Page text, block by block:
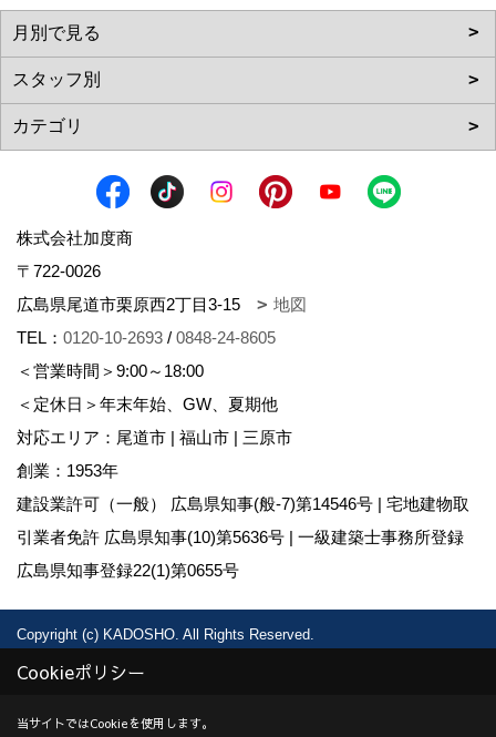
株式会社加度商
〒722-0026
広島県尾道市栗原西2丁目3-15
地図
TEL： 0120-10-2693 / 0848-24-8605
＜営業時間＞9:00～18:00
＜定休日＞年末年始、GW、夏期他
対応エリア：尾道市 | 福山市 | 三原市
創業：1953年
建設業許可（一般） 広島県知事(般-7)第14546号 | 宅地建物取
引業者免許 広島県知事(10)第5636号 | 一級建築士事務所登録
広島県知事登録22(1)第0655号
Copyright (c) KADOSHO. All Rights Reserved.
Produced by ゴデスクリエイト
Cookieポリシー
当サイトではCookieを使用します。